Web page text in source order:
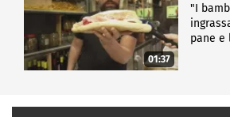
01:37
"I
pane e